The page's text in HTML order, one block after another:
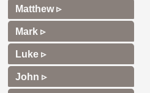
Matthew ▹
Mark ▹
Luke ▹
John ▹